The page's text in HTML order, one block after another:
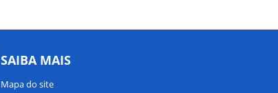
SAIBA MAIS
Mapa do site